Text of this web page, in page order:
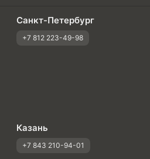
Санкт-Петербург
+7 812 223-49-98
Казань
+7 843 210-94-01